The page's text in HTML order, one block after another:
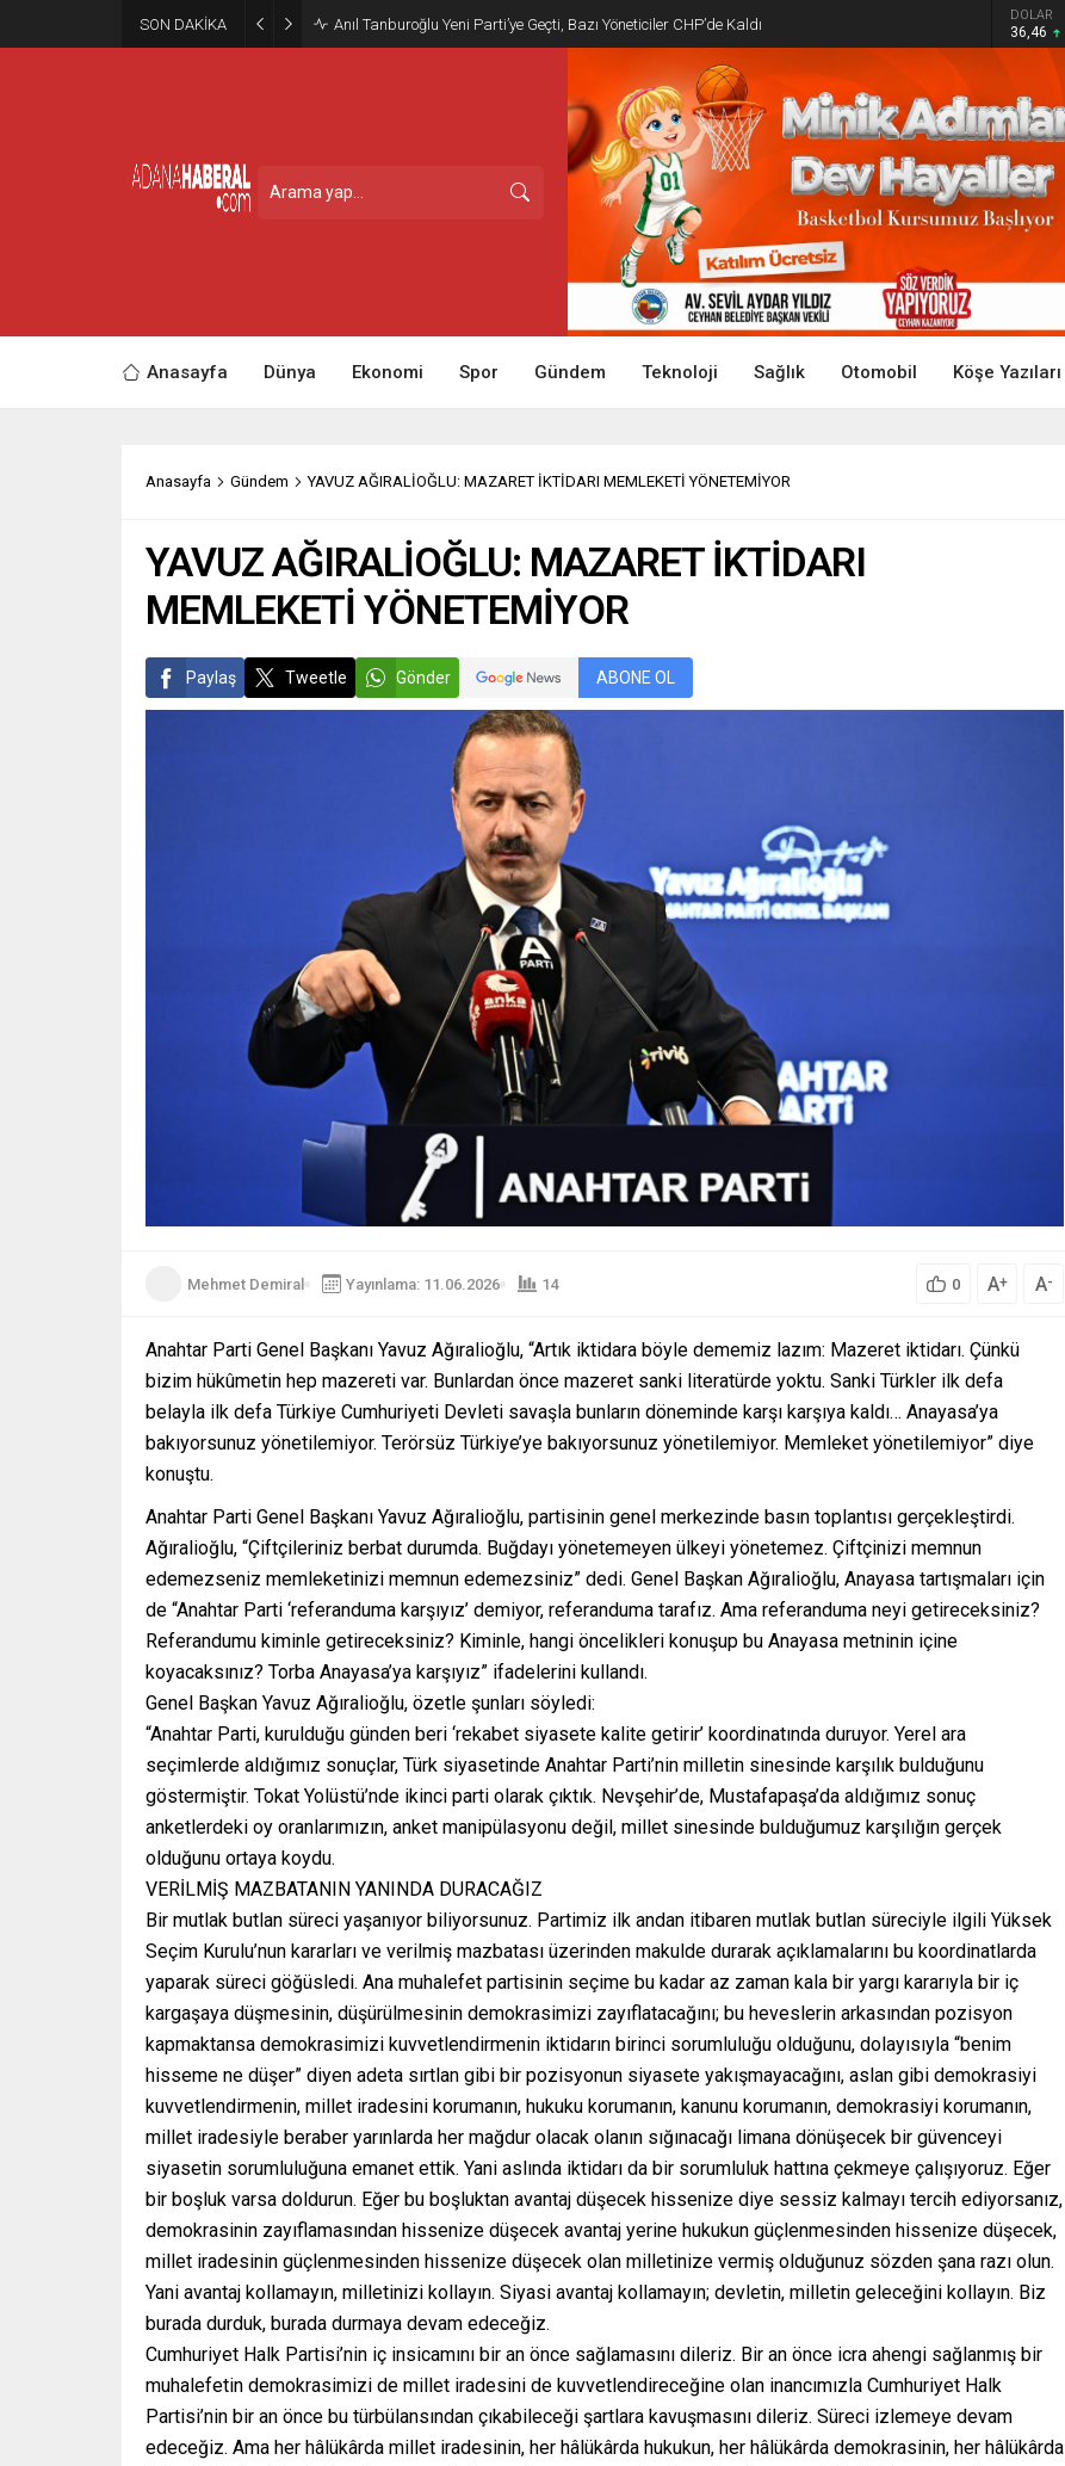
SON DAKİKA Anıl Tanburoğlu Yeni Parti’ye Geçti, Bazı Yöneticiler CHP’de Kaldı DOLAR
36,46
Anasayfa Dünya Ekonomi Spor Gündem Teknoloji Sağlık Otomobil Köşe Yazıları
Anasayfa Gündem YAVUZ AĞIRALİOĞLU: MAZARET İKTİDARI MEMLEKETİ YÖNETEMİYOR
YAVUZ AĞIRALİOĞLU: MAZARET İKTİDARI
MEMLEKETİ YÖNETEMİYOR
Paylaş Tweetle Gönder ABONE OL
Mehmet Demiral Yayınlama: 11.06.2026 14 0 A+ A-
Anahtar Parti Genel Başkanı Yavuz Ağıralioğlu, “Artık iktidara böyle dememiz lazım: Mazeret iktidarı. Çünkü
bizim hükûmetin hep mazereti var. Bunlardan önce mazeret sanki literatürde yoktu. Sanki Türkler ilk defa
belayla ilk defa Türkiye Cumhuriyeti Devleti savaşla bunların döneminde karşı karşıya kaldı… Anayasa’ya
bakıyorsunuz yönetilemiyor. Terörsüz Türkiye’ye bakıyorsunuz yönetilemiyor. Memleket yönetilemiyor” diye
konuştu.
Anahtar Parti Genel Başkanı Yavuz Ağıralioğlu, partisinin genel merkezinde basın toplantısı gerçekleştirdi.
Ağıralioğlu, “Çiftçileriniz berbat durumda. Buğdayı yönetemeyen ülkeyi yönetemez. Çiftçinizi memnun
edemezseniz memleketinizi memnun edemezsiniz” dedi. Genel Başkan Ağıralioğlu, Anayasa tartışmaları için
de “Anahtar Parti ‘referanduma karşıyız’ demiyor, referanduma tarafız. Ama referanduma neyi getireceksiniz?
Referandumu kiminle getireceksiniz? Kiminle, hangi öncelikleri konuşup bu Anayasa metninin içine
koyacaksınız? Torba Anayasa’ya karşıyız” ifadelerini kullandı.
Genel Başkan Yavuz Ağıralioğlu, özetle şunları söyledi:
“Anahtar Parti, kurulduğu günden beri ‘rekabet siyasete kalite getirir’ koordinatında duruyor. Yerel ara
seçimlerde aldığımız sonuçlar, Türk siyasetinde Anahtar Parti’nin milletin sinesinde karşılık bulduğunu
göstermiştir. Tokat Yolüstü’nde ikinci parti olarak çıktık. Nevşehir’de, Mustafapaşa’da aldığımız sonuç
anketlerdeki oy oranlarımızın, anket manipülasyonu değil, millet sinesinde bulduğumuz karşılığın gerçek
olduğunu ortaya koydu.
VERİLMİŞ MAZBATANIN YANINDA DURACAĞIZ
Bir mutlak butlan süreci yaşanıyor biliyorsunuz. Partimiz ilk andan itibaren mutlak butlan süreciyle ilgili Yüksek
Seçim Kurulu’nun kararları ve verilmiş mazbatası üzerinden makulde durarak açıklamalarını bu koordinatlarda
yaparak süreci göğüsledi. Ana muhalefet partisinin seçime bu kadar az zaman kala bir yargı kararıyla bir iç
kargaşaya düşmesinin, düşürülmesinin demokrasimizi zayıflatacağını; bu heveslerin arkasından pozisyon
kapmaktansa demokrasimizi kuvvetlendirmenin iktidarın birinci sorumluluğu olduğunu, dolayısıyla “benim
hisseme ne düşer” diyen adeta sırtlan gibi bir pozisyonun siyasete yakışmayacağını, aslan gibi demokrasiyi
kuvvetlendirmenin, millet iradesini korumanın, hukuku korumanın, kanunu korumanın, demokrasiyi korumanın,
millet iradesiyle beraber yarınlarda her mağdur olacak olanın sığınacağı limana dönüşecek bir güvenceyi
siyasetin sorumluluğuna emanet ettik. Yani aslında iktidarı da bir sorumluluk hattına çekmeye çalışıyoruz. Eğer
bir boşluk varsa doldurun. Eğer bu boşluktan avantaj düşecek hissenize diye sessiz kalmayı tercih ediyorsanız,
demokrasinin zayıflamasından hissenize düşecek avantaj yerine hukukun güçlenmesinden hissenize düşecek,
millet iradesinin güçlenmesinden hissenize düşecek olan milletinize vermiş olduğunuz sözden şana razı olun.
Yani avantaj kollamayın, milletinizi kollayın. Siyasi avantaj kollamayın; devletin, milletin geleceğini kollayın. Biz
burada durduk, burada durmaya devam edeceğiz.
Cumhuriyet Halk Partisi’nin iç insicamını bir an önce sağlamasını dileriz. Bir an önce icra ahengi sağlanmış bir
muhalefetin demokrasimizi de millet iradesini de kuvvetlendireceğine olan inancımızla Cumhuriyet Halk
Partisi’nin bir an önce bu türbülansından çıkabileceği şartlara kavuşmasını dileriz. Süreci izlemeye devam
edeceğiz. Ama her hâlükârda millet iradesinin, her hâlükârda hukukun, her hâlükârda demokrasinin, her hâlükârda